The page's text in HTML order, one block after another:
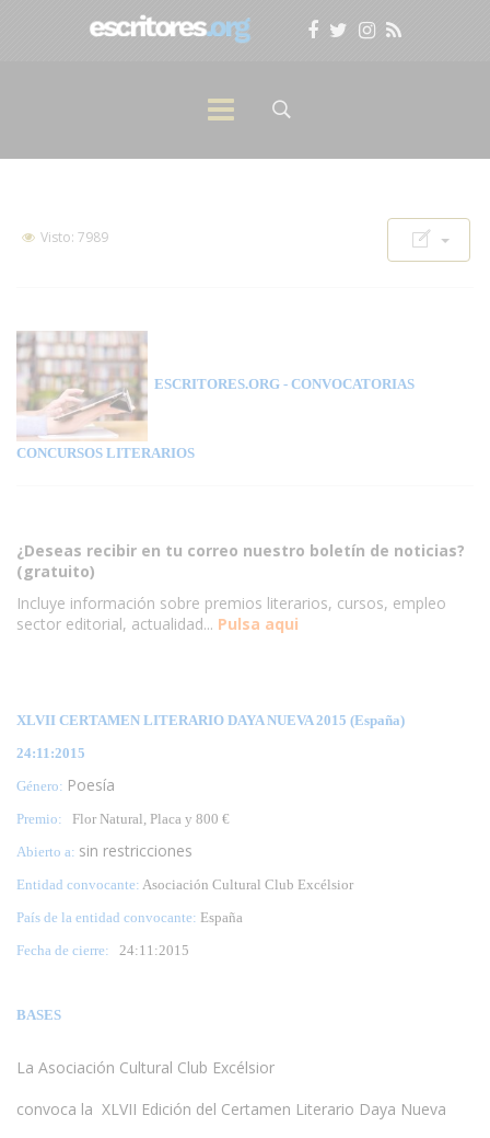
Visto: 7989
ESCRITORES.ORG - CONVOCATORIAS
CONCURSOS LITERARIOS
¿Deseas recibir en tu correo nuestro boletín de noticias?
(gratuito)
Incluye información sobre premios literarios, cursos, empleo
sector editorial, actualidad... Pulsa aqui
XLVII CERTAMEN LITERARIO DAYA NUEVA 2015 (España)
24:11:2015
Género: Poesía
Premio:
Flor Natural, Placa y 800 €
Abierto a: sin restricciones
Entidad convocante: Asociación Cultural Club Excélsior
País de la entidad convocante: España
Fecha de cierre: 24:11:2015
BASES
La Asociación Cultural Club Excélsior
convoca la XLVII Edición del Certamen Literario Daya Nueva